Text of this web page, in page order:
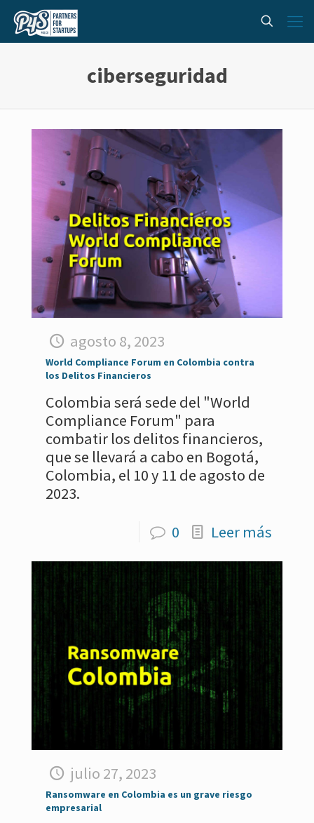
ciberseguridad
agosto 8, 2023
World Compliance Forum en Colombia contra
los Delitos Financieros
Colombia será sede del "World
Compliance Forum" para
combatir los delitos financieros,
que se llevará a cabo en Bogotá,
Colombia, el 10 y 11 de agosto de
2023.
0
Leer más
julio 27, 2023
Ransomware en Colombia es un grave riesgo
empresarial